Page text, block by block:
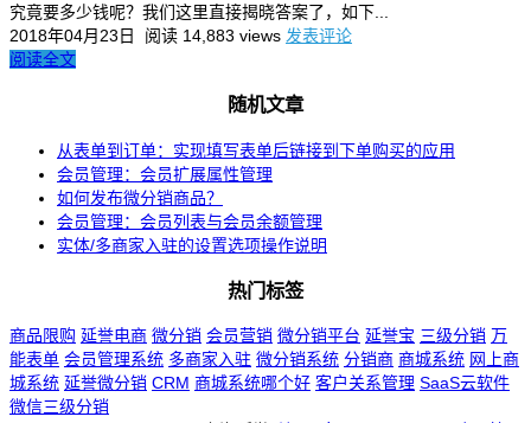
究竟要多少钱呢？我们这里直接揭晓答案了，如下...
2018年04月23日
阅读 14,883 views 发表评论
阅读全文
随机文章
从表单到订单：实现填写表单后链接到下单购买的应用
会员管理：会员扩展属性管理
如何发布微分销商品？
会员管理：会员列表与会员余额管理
实体/多商家入驻的设置选项操作说明
热门标签
商品限购 延誉电商 微分销 会员营销 微分销平台 延誉宝 三级分销 万
能表单 会员管理系统 多商家入驻 微分销系统 分销商 商城系统 网上商
城系统 延誉微分销 CRM 商城系统哪个好 客户关系管理 SaaS云软件
微信三级分销